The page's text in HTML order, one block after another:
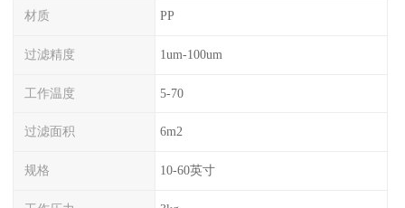
材质 PP
过滤精度 1um-100um
工作温度 5-70
过滤面积 6m2
规格 10-60英寸